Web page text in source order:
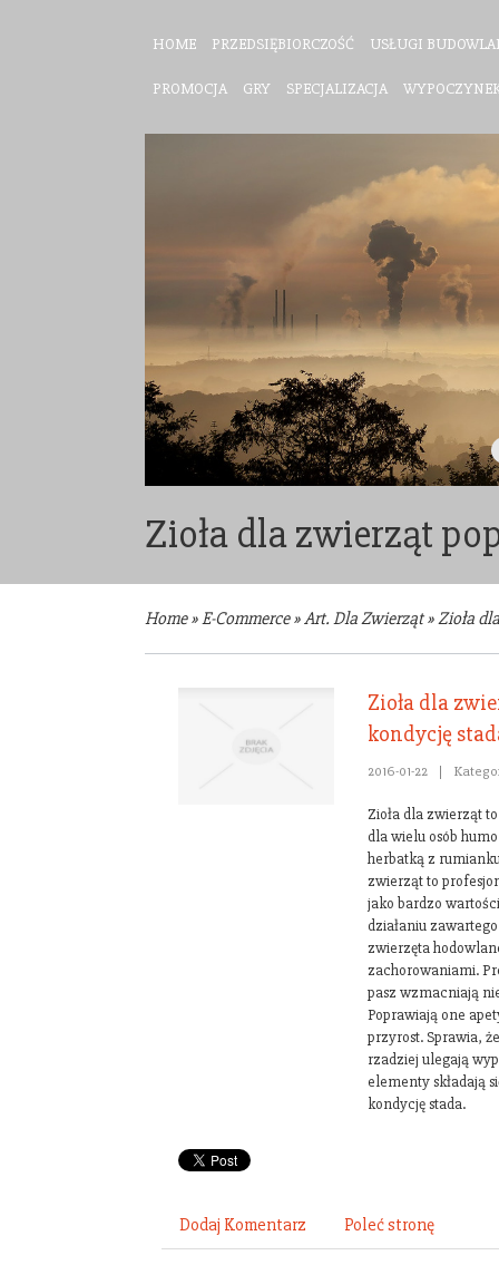
HOME PRZEDSIĘBIORCZOŚĆ USŁUGI
PROMOCJA GRY SPECJALIZACJA
Zioła dla zwierząt
Home»E-Commerce»Art. Dla Zwierząt»Zioła
Zioła dla
kondycję
2016-01-22 |
Zioła dla zwierząt
dla wielu osób
herbatką z
zwierząt to
jako bardzo
działaniu
zwierzęta
zachorowaniami.
pasz wzmacniają
Poprawiają one
przyrost. Sprawia,
rzadziej ulegają
elementy składają
kondycję stada.
Dodaj Komentarz Poleć stronę